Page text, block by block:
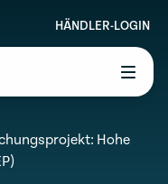
HÄNDLER-LOGIN
Hohe